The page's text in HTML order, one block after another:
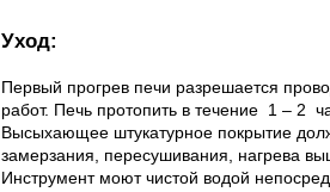
Уход:
Первый прогрев печи разрешается
работ. Печь протопить в течение 1 – 2
Высыхающее штукатурное покрытие
замерзания, пересушивания, нагрева
Инструмент моют чистой водой